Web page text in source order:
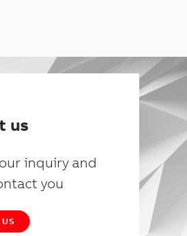
us
inquiry and
you